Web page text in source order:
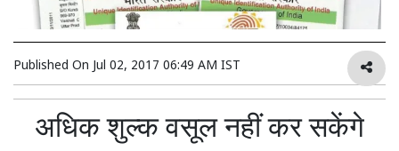
Published On Jul 02, 2017 06:49 AM IST
अधिक शुल्क वसूल नहीं कर सकेंगे